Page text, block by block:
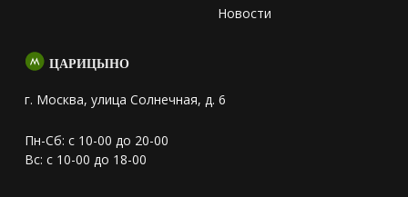
Новости
ЦАРИЦЫНО
г. Москва, улица Солнечная, д. 6
Пн-Сб: с 10-00 до 20-00
Вс: с 10-00 до 18-00